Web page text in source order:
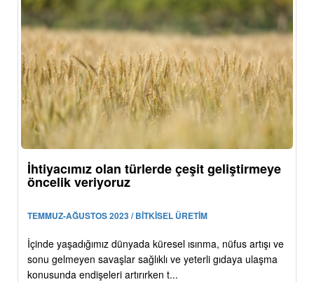
İhtiyacımız olan türlerde çeşit geliştirmeye
öncelik veriyoruz
TEMMUZ-AĞUSTOS 2023 / BİTKİSEL ÜRETİM
İçinde yaşadığımız dünyada küresel ısınma, nüfus artışı ve
sonu gelmeyen savaşlar sağlıklı ve yeterli gıdaya ulaşma
konusunda endişeleri artırırken t...